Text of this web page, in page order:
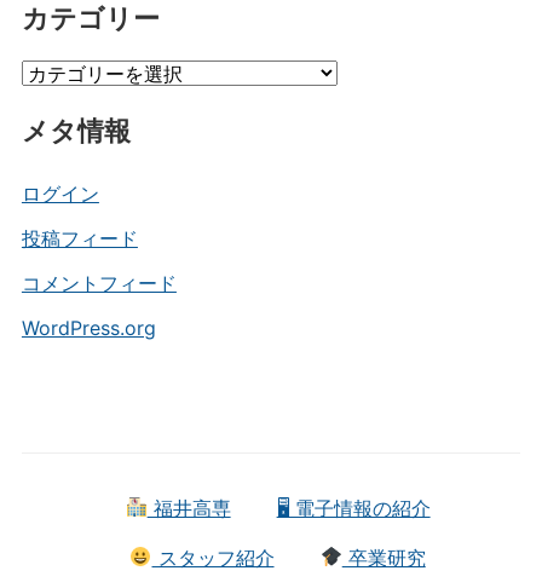
カ
ブ
カテゴリー
カ
ゴ
ー
メタ情報
ログイン
投稿フィード
コメントフィード
WordPress.org
福井高専 🖥 電子情報の紹介
スタッフ紹介 卒業研究